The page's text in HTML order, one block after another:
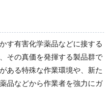
デュポン(TM) タイベッ
ク(R)製
簡易作業衣
す有害化学薬品などに接する
その真価を発揮する製品群で
ある特殊な作業環境や、新た
品などから作業者を強力にガ